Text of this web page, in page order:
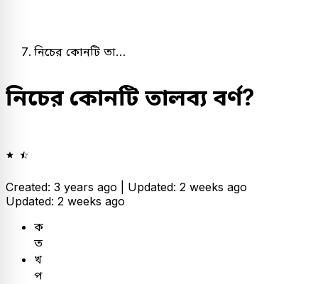
নিচের কোনটি তা…
নিচের কোনটি তালব্য বর্ণ?
Created: 3 years ago | Updated: 2 weeks ago
Updated: 2 weeks ago
ক
ত
খ
প